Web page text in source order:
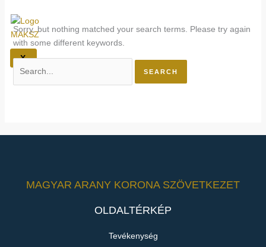
X
Sorry, but nothing matched your search terms. Please try again
with some different keywords.
MAGYAR ARANY KORONA SZÖVETKEZET
OLDALTÉRKÉP
Tevékenység